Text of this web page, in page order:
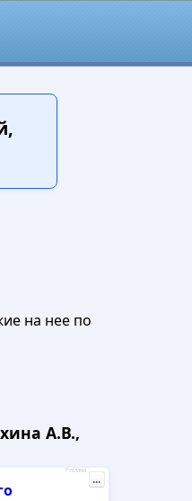
на нее по
А.В.,
Реклама
...